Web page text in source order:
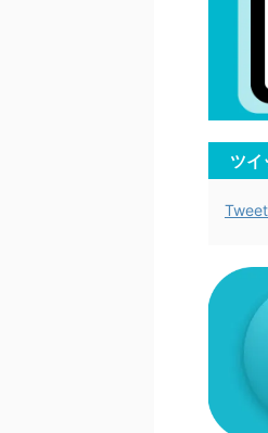
ツイ